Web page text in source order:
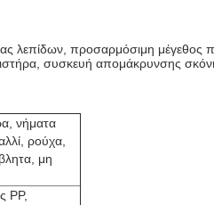
λεπίδων, προσαρμόσιμη μέγεθος
συσκευή απομάκρυνσης
νήματα
ρούχα,
μη
PP,